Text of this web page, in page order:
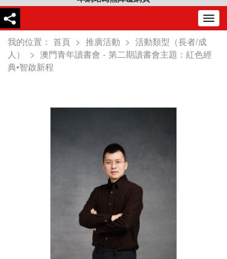
我的位置： 首頁 > 推廣活動 > 活動類型（長者/成
人）
> 澳門青年讀書會 - 第二期讀書會主題：紅色經
典•智啟新程